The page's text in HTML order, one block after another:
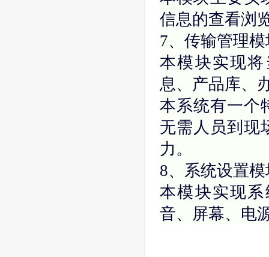
信息的查看浏
7、传输管理模
本模块实现
息、产品库、
本系统有一个
无需人员到现
力。
8、系统设置模
本模块实现
音、屏幕、电